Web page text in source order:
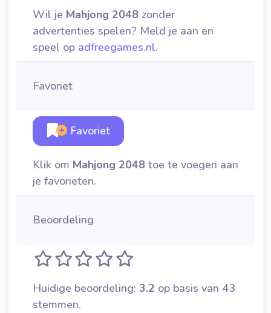
Wil je Mahjong 2048 zonder
advertenties spelen? Meld je aan en
speel op adfreegames.nl.
Favoriet
Favoriet
Klik om Mahjong 2048 toe te voegen aan
je favorieten.
Beoordeling
Huidige beoordeling: 3.2 op basis van 43
stemmen.